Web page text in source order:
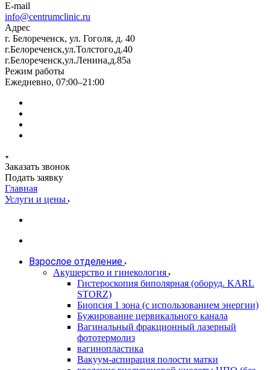
E-mail
info@centrumclinic.ru
Адрес
г. Белореченск, ул. Гоголя, д. 40
г.Белореченск,ул.Толстого,д.40
г.Белореченск,ул.Ленина,д.85а
Режим работы
Ежедневно, 07:00–21:00
Заказать звонок
Подать заявку
Главная
Услуги и цены
Взрослое отделение
Акушерство и гинекология
Гистероскопия биполярная (оборуд. KARL
STORZ)
Биопсия 1 зона (с использованием энергии)
Бужирование цервикального канала
Вагинальный фракционный лазерный
фототермолиз
вагинопластика
Вакуум-аспирация полости матки